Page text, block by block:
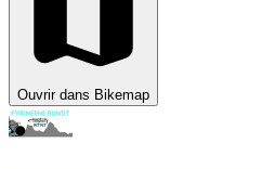
Ouvrir dans Bikemap